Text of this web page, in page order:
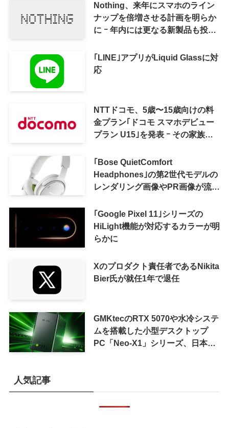
Nothing、来年にスマホのライン
ナップを倍増させる計画を明らか
に ｰ 年内には更なる新製品も投入
｢LINE｣アプリがLiquid Glassに対
応
NTTドコモ、5歳〜15歳向けの料
金プラン｢ドコモ スマホデビュー
プラン U15｣を発表 ｰ その家族が
｢Bose QuietComfort
Headphones｣の第2世代モデルの
レンダリング画像やPR画像が流出
｢Google Pixel 11｣シリーズの
HiLight機能が対応するカラーが明
らかに
Xのプロダクト責任者であるNikita
Bier氏が就任1年で退任
GMKtecのRTX 5070や水冷システ
ムを搭載した小型デスクトップ
PC「Neo-X1」シリーズ、日本で
人気記事